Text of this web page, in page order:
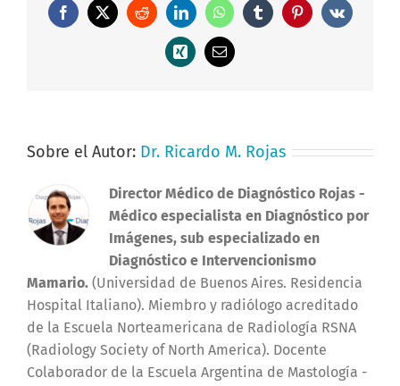
Facebook
X RedditLinkedInWhatsAppTumblrPinterestVk
Xing
Correo
Sobre el Autor: Dr. Ricardo M. Rojas
Director Médico de Diagnóstico Rojas -
Médico especialista en Diagnóstico por
Imágenes, sub especializado en
Diagnóstico e Intervencionismo
Mamario. (Universidad de Buenos Aires. Residencia
Hospital Italiano). Miembro y radiólogo acreditado
de la Escuela Norteamericana de Radiología RSNA
(Radiology Society of North America). Docente
Colaborador de la Escuela Argentina de Mastología -